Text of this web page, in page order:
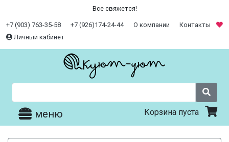
Все свяжется!
+7 (903) 763-35-58 +7 (926)174-24-44 О компании
Контакты
Личный кабинет
меню Корзина пуста